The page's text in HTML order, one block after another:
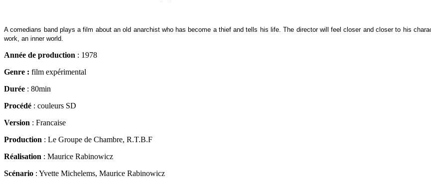
A comedians band plays a film about an old anarchist who has become a thief and tells his life. The director will feel closer and closer to his
work, an inner world.
Année de production : 1978
Genre : film expérimental
Durée : 80min
Procédé : couleurs SD
Version : Francaise
Production : Le Groupe de Chambre, R.T.B.F
Réalisation : Maurice Rabinowicz
Scénario : Yvette Michelems, Maurice Rabinowicz